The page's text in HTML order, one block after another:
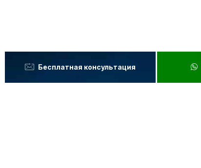
Бесплатная консультация